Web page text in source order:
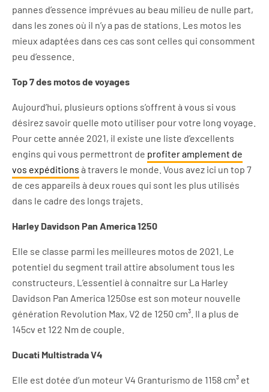
pannes d’essence imprévues au beau milieu de nulle part,
dans les zones où il n’y a pas de stations. Les motos les
mieux adaptées dans ces cas sont celles qui consomment
peu d’essence.
Top 7 des motos de voyages
Aujourd’hui, plusieurs options s’offrent à vous si vous
désirez savoir quelle moto utiliser pour votre long voyage.
Pour cette année 2021, il existe une liste d’excellents
engins qui vous permettront de profiter amplement de
vos expéditions à travers le monde. Vous avez ici un top 7
de ces appareils à deux roues qui sont les plus utilisés
dans le cadre des longs trajets.
Harley Davidson Pan America 1250
Elle se classe parmi les meilleures motos de 2021. Le
potentiel du segment trail attire absolument tous les
constructeurs. L’essentiel à connaitre sur La Harley
Davidson Pan America 1250se est son moteur nouvelle
génération Revolution Max, V2 de 1250 cm³. Il a plus de
145cv et 122 Nm de couple.
Ducati Multistrada V4
Elle est dotée d’un moteur V4 Granturismo de 1158 cm³ et